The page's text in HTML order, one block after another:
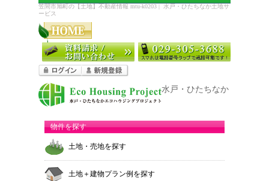
笠間市旭町の【土地】不動産情報 mtu-k0203 | 水戸・ひたちなか土地サ
ービス
水戸・ひたちなか エコハウ
物件を探す
土地・売地を探す
土地＋建物プラン例を探す